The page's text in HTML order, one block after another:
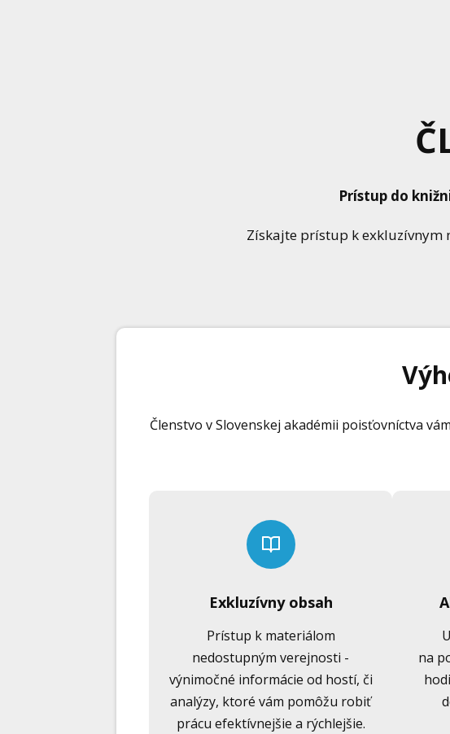
Prístup do
Získajte prístup k exkluzívnym
Členstvo v Slovenskej akadémii poisťovníctva
Exkluzívny obsah
Prístup k materiálom
nedostupným verejnosti -
výnimočné informácie od hostí, či
analýzy, ktoré vám pomôžu robiť
prácu efektívnejšie a rýchlejšie.
na